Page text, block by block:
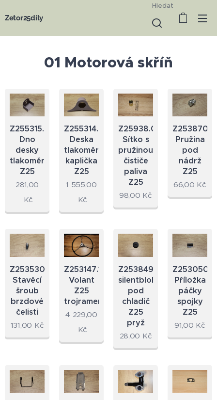
Zetor25díly
Hledat
01 Motorová skříň
Z255315.62
Dno
desky
tlakoměru
Z25
281,00
Kč
Z255314.62
Deska
tlakoměru
kaplička
Z25
1 555,00
Kč
Z25938.09
Sítko s
pružinou
čističe
paliva
Z25
98,00 Kč
Pružina
pod
nádrž
Z25
66,00 Kč
Z253530.18
Stavěcí
šroub
brzdové
čelisti
131,00 Kč
Z253147.12
Volant
Z25
trojramenný
4 229,00
Kč
Z253849.23
silentblok
pod
chladič
Z25
pryž
28,00 Kč
Z253050.11
Příložka
páčky
spojky
Z25
91,00 Kč